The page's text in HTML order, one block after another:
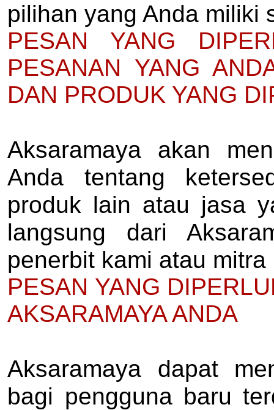
pilihan yang Anda miliki
PESAN YANG
PESANAN YANG
DAN PRODUK YANG
Aksaramaya akan
Anda tentang
produk lain atau jasa
langsung dari
penerbit kami atau
PESAN YANG
AKSARAMAYA ANDA
Aksaramaya dapat
bagi pengguna baru